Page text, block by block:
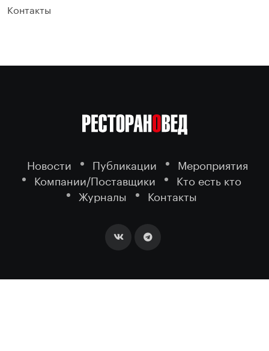
Контакты
Новости Публикации
Мероприятия
Компании/Поставщики
Кто есть кто
Журналы
Контакты